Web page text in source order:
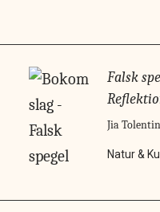
Falsk
Jia
Natur &